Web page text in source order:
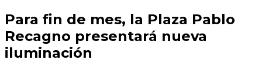
Para fin de mes, la Plaza Pablo
Recagno presentará nueva
iluminación